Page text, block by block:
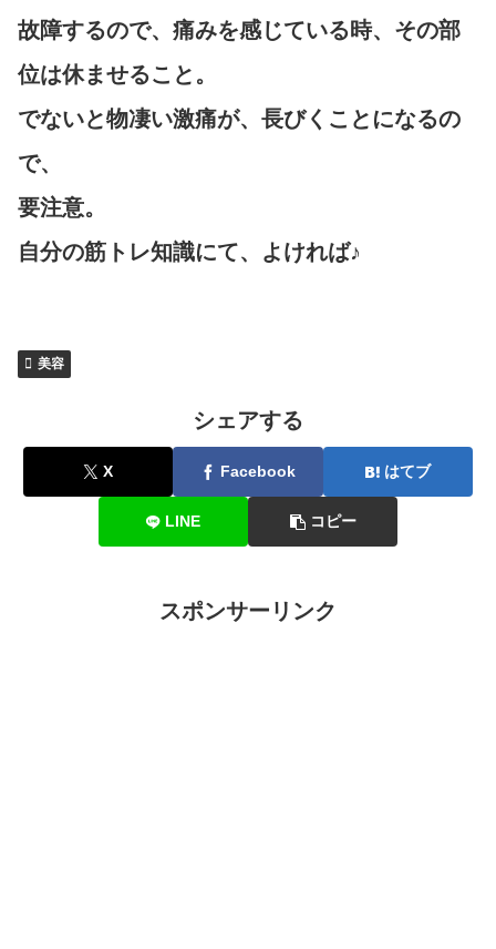
故障するので、痛みを感じている時、その部
位は休ませること。
でないと物凄い激痛が、長びくことになるの
で、
要注意。
自分の筋トレ知識にて、よければ♪
美容
シェアする
X Facebook はてブ
LINE コピー
スポンサーリンク